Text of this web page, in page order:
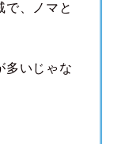
で、ノマと
多いじゃな